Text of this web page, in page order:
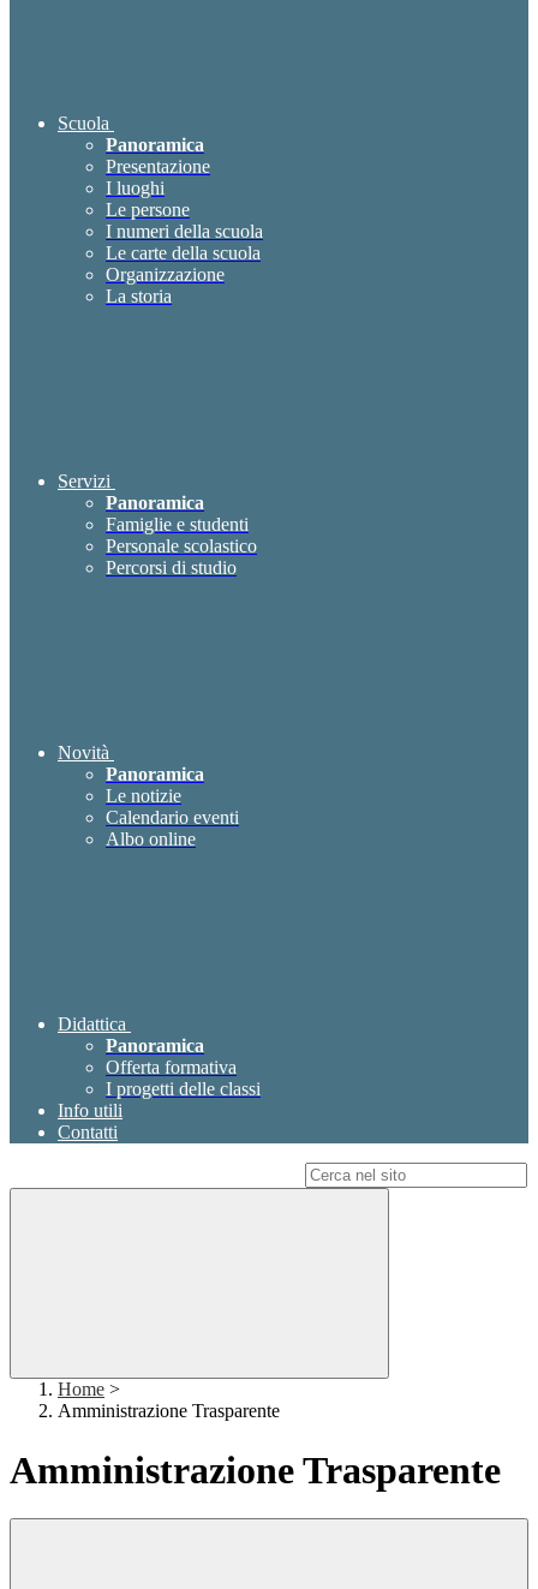
Scuola
Panoramica
Presentazione
I luoghi
Le persone
I numeri della scuola
Le carte della scuola
Organizzazione
La storia
Servizi
Panoramica
Famiglie e studenti
Personale scolastico
Percorsi di studio
Novità
Panoramica
Le notizie
Calendario eventi
Albo online
Didattica
Panoramica
Offerta formativa
I progetti delle classi
Info utili
Contatti
Home >
Amministrazione Trasparente
Amministrazione Trasparente